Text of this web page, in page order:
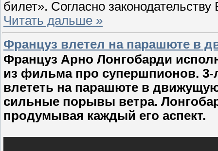
билет». Согласно
Читать дальше »
Француз влетел на парашюте в
Француз Арно Лонгобарди
из фильма про супершпионов. 3-
влететь на парашюте в
сильные порывы ветра.
продумывая каждый его аспект.